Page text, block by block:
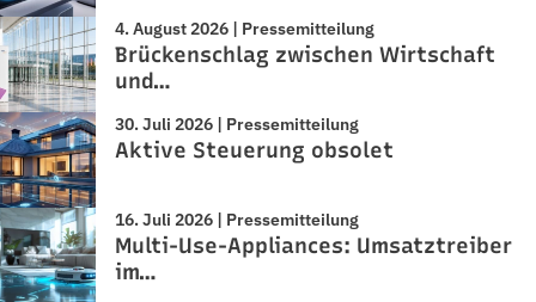
4. August 2026 | Pressemitteilung
Brückenschlag zwischen Wirtschaft
und…
30. Juli 2026 | Pressemitteilung
Aktive Steuerung obsolet
16. Juli 2026 | Pressemitteilung
Multi-Use-Appliances: Umsatztreiber
im…